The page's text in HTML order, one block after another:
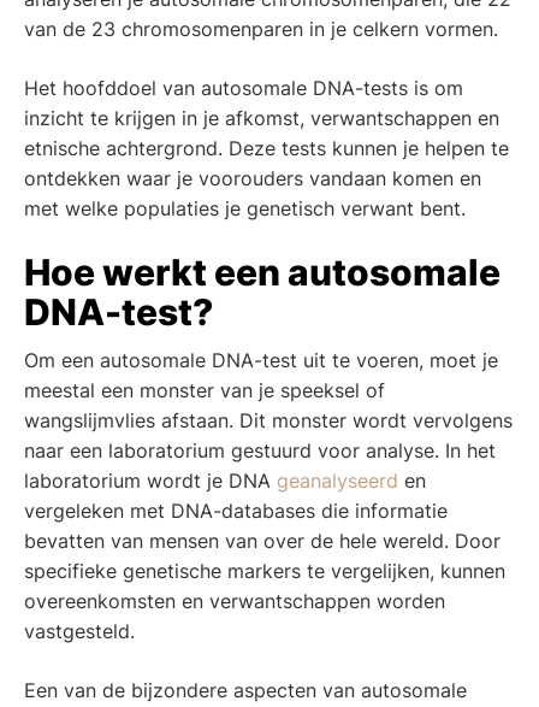
van de 23 chromosomenparen in je celkern vormen.
Het hoofddoel van autosomale DNA-tests is om
inzicht te krijgen in je afkomst, verwantschappen en
etnische achtergrond. Deze tests kunnen je helpen te
ontdekken waar je voorouders vandaan komen en
met welke populaties je genetisch verwant bent.
Hoe werkt een autosomale
DNA-test?
Om een autosomale DNA-test uit te voeren, moet je
meestal een monster van je speeksel of
wangslijmvlies afstaan. Dit monster wordt vervolgens
naar een laboratorium gestuurd voor analyse. In het
laboratorium wordt je DNA geanalyseerd en
vergeleken met DNA-databases die informatie
bevatten van mensen van over de hele wereld. Door
specifieke genetische markers te vergelijken, kunnen
overeenkomsten en verwantschappen worden
vastgesteld.
Een van de bijzondere aspecten van autosomale